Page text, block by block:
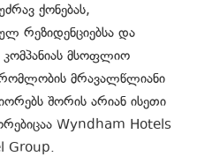
ქონებას,
რეზიდენციებსა და
მსოფლიო
მრავალწლიანი
შორის არიან ისეთი
Wyndham Hotels
Group.